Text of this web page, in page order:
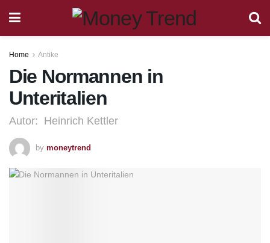
Home Antike
Die Normannen in
Unteritalien
Autor: Heinrich Kettler
by moneytrend